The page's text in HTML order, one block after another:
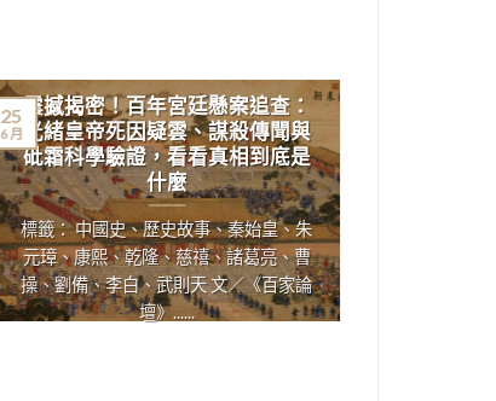
震撼揭密！百年宮廷懸案追查：
光緒皇帝死因疑雲、謀殺傳聞與
砒霜科學驗證，看看真相到底是
什麼
標籤： 中國史、歷史故事、秦始皇、朱
元璋、康熙、乾隆、慈禧、諸葛亮、曹
操、劉備、李白、武則天 文／《百家論
壇》......
25
6 月